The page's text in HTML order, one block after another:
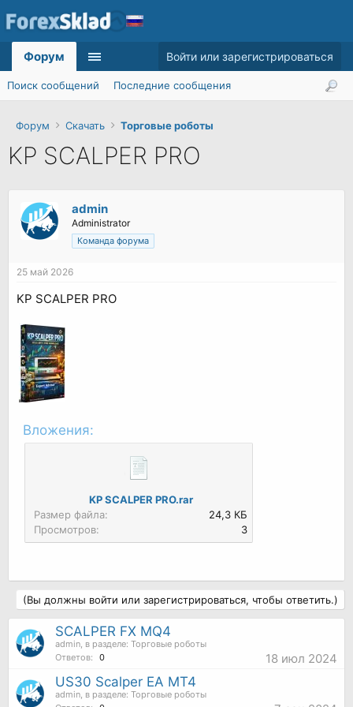
Форум Скачать Торговые роботы
KP SCALPER PRO
admin
Administrator
Команда форума
25 май 2026
KP SCALPER PRO
Вложения:
KP SCALPER PRO.rar
Размер файла:
24,3 КБ
Просмотров:
3
(Вы должны войти или зарегистрироваться, чтобы ответить.)
SCALPER FX MQ4
admin , в разделе: Торговые роботы
Ответов:
0 18 июл 2024
US30 Scalper EA MT4
admin , в разделе: Торговые роботы
Форум
Поиск сообщений Последние сообщения
Войти или зарегистрироваться